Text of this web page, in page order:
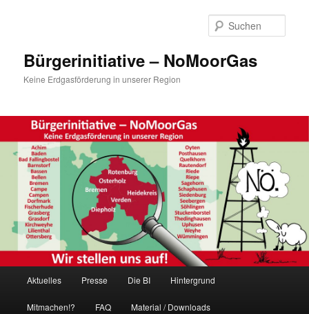
Bürgerinitiative – NoMoorGas
Keine Erdgasförderung in unserer Region
Aktuelles Presse Die BI Hintergrund
Mitmachen!? FAQ Material / Downloads